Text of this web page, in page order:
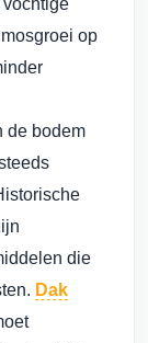
op
de bodem
die
Dak